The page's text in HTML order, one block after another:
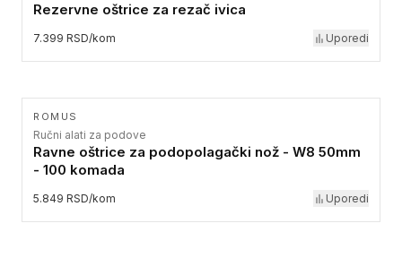
Rezervne oštrice za rezač ivica
7.399 RSD/kom Uporedi
ROMUS
Ručni alati za podove
Ravne oštrice za podopolagački nož - W8 50mm
- 100 komada
5.849 RSD/kom Uporedi